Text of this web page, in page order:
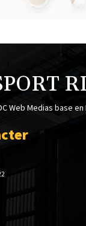
Web Medias base en